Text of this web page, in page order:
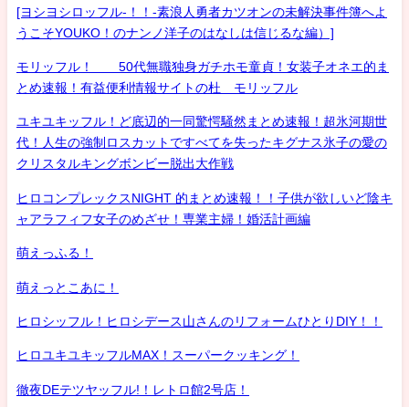
[ヨシヨシロッフル-！！-素浪人勇者カツオンの未解決事件簿へよ
うこそYOUKO！のナンノ洋子のはなしは信じるな編）]
モリッフル！ 50代無職独身ガチホモ童貞！女装子オネエ的ま
とめ速報！有益便利情報サイトの杜 モリッフル
ユキユキッフル！ど底辺的一同驚愕騒然まとめ速報！超氷河期世
代！人生の強制ロスカットですべてを失ったキグナス氷子の愛の
クリスタルキングボンビー脱出大作戦
ヒロコンプレックスNIGHT 的まとめ速報！！子供が欲しいど陰キ
ャアラフィフ女子のめざせ！専業主婦！婚活計画編
萌えっふる！
萌えっとこあに！
ヒロシッフル！ヒロシデース山さんのリフォームひとりDIY！！
ヒロユキユキッフルMAX！スーパークッキング！
徹夜DEテツヤッフル!！レトロ館2号店！